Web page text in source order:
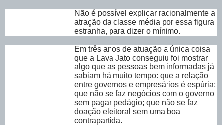
Não é possível explicar racionalmente a
atração da classe média por essa figura
estranha, para dizer o mínimo.
Em três anos de atuação a única coisa
que a Lava Jato conseguiu foi mostrar
algo que as pessoas bem informadas já
sabiam há muito tempo: que a relação
entre governos e empresários é espúria;
que não se faz negócios com o governo
sem pagar pedágio; que não se faz
doação eleitoral sem uma boa
contrapartida.